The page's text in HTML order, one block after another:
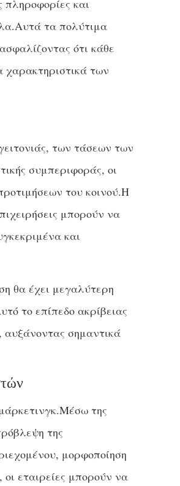
πληροφορίες και
τα πολύτιμα
ότι κάθε
χαρακτηριστικά των
των τάσεων των
συμπεριφοράς, οι
του κοινού.Η
μπορούν να
και
θα έχει μεγαλύτερη
το επίπεδο ακρίβειας
αυξάνοντας σημαντικά
της
της
μορφοποίηση
εταιρείες μπορούν να